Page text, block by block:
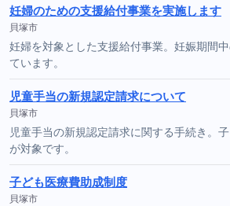
妊婦のための支援給付事業を実施します
貝塚市
妊婦を対象とした支援給付事業。妊娠期間
ています。
児童手当の新規認定請求について
貝塚市
児童手当の新規認定請求に関する手続き。
が対象です。
子ども医療費助成制度
貝塚市